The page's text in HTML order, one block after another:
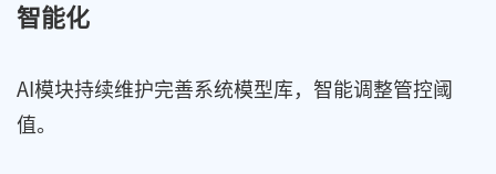
智能化
AI模块持续维护完善系统模型库，智能调整管控阈
值。